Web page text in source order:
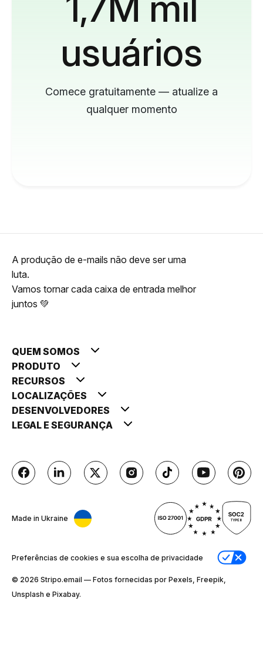
usuários
Comece gratuitamente — atualize a
qualquer momento
A produção de e-mails não deve ser uma
luta.
Vamos tornar cada caixa de entrada melhor
juntos 💚
QUEM SOMOS
PRODUTO
RECURSOS
LOCALIZAÇÕES
DESENVOLVEDORES
LEGAL E SEGURANÇA
Made in Ukraine
Preferências de cookies e sua escolha de privacidade
© 2026 Stripо.email — Fotos fornecidas por Pexels, Freepik,
Unsplash e Pixabay.